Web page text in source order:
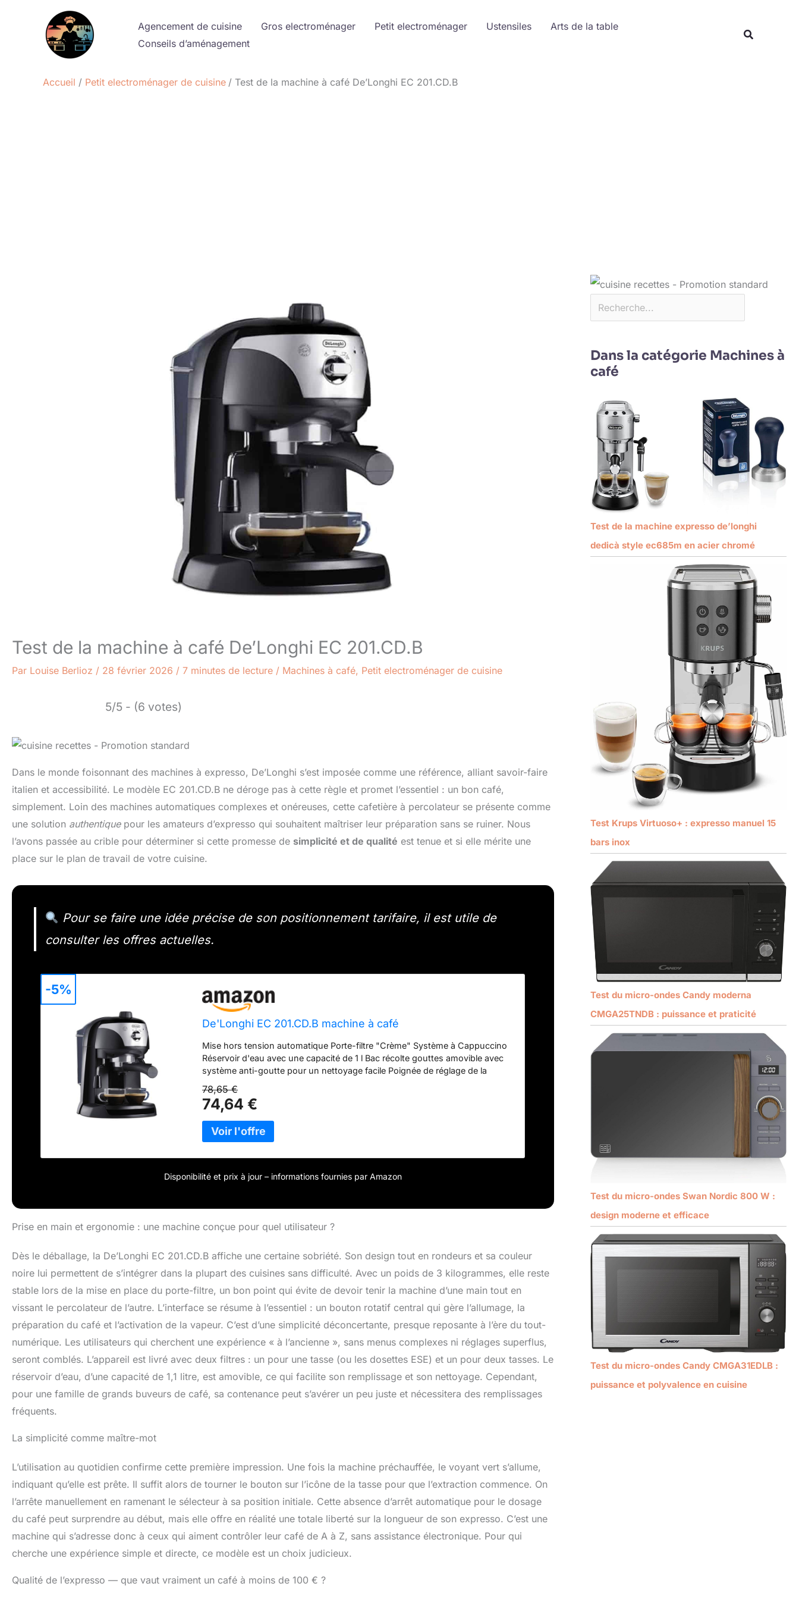
Agencement de cuisine Gros electroménager Petit electroménager Ustensiles
Arts de la table
Conseils d’aménagement
Accueil Petit electroménager de cuisine Test de la machine à café De’Longhi EC 201.CD.B
Test de la machine à café De’Longhi EC 201.CD.B
Par Louise Berlioz / 28 février 2026 / 7 minutes de lecture / Machines à café, Petit electroménager de cuisine
5/5 - (6 votes)
Dans le monde foisonnant des machines à expresso, De’Longhi s’est imposée comme une référence, alliant savoir-faire
italien et accessibilité. Le modèle EC 201.CD.B ne déroge pas à cette règle et promet l’essentiel : un bon café,
simplement. Loin des machines automatiques complexes et onéreuses, cette cafetière à percolateur se présente comme
une solution authentiquepour les amateurs d’expresso qui souhaitent maîtriser leur préparation sans se ruiner. Nous
l’avons passée au crible pour déterminer si cette promesse de simplicité et de qualité est tenue et si elle mérite une
place sur le plan de travail de votre cuisine.
Pour se faire une idée précise de son positionnement tarifaire, il est utile de
consulter les offres actuelles.
De'Longhi EC 201.CD.B machine à café
Mise hors tension automatique Porte-filtre "Crème" Système à Cappuccino
Réservoir d'eau avec une capacité de 1 l Bac récolte gouttes amovible avec
système anti-goutte pour un nettoyage facile Poignée de réglage de la
78,65 €
74,64 €
-5%
Disponibilité et prix à jour – informations fournies par Amazon
Prise en main et ergonomie : une machine conçue pour quel utilisateur ?
Dès le déballage, la De’Longhi EC 201.CD.B affiche une certaine sobriété. Son design tout en rondeurs et sa couleur
noire lui permettent de s’intégrer dans la plupart des cuisines sans difficulté. Avec un poids de 3 kilogrammes, elle reste
stable lors de la mise en place du porte-filtre, un bon point qui évite de devoir tenir la machine d’une main tout en
vissant le percolateur de l’autre. L’interface se résume à l’essentiel : un bouton rotatif central qui gère l’allumage, la
préparation du café et l’activation de la vapeur. C’est d’une simplicité déconcertante, presque reposante à l’ère du tout-
numérique. Les utilisateurs qui cherchent une expérience « à l’ancienne », sans menus complexes ni réglages superflus,
seront comblés. L’appareil est livré avec deux filtres : un pour une tasse (ou les dosettes ESE) et un pour deux tasses. Le
réservoir d’eau, d’une capacité de 1,1 litre, est amovible, ce qui facilite son remplissage et son nettoyage. Cependant,
pour une famille de grands buveurs de café, sa contenance peut s’avérer un peu juste et nécessitera des remplissages
fréquents.
La simplicité comme maître-mot
L’utilisation au quotidien confirme cette première impression. Une fois la machine préchauffée, le voyant vert s’allume,
indiquant qu’elle est prête. Il suffit alors de tourner le bouton sur l’icône de la tasse pour que l’extraction commence. On
l’arrête manuellement en ramenant le sélecteur à sa position initiale. Cette absence d’arrêt automatique pour le dosage
du café peut surprendre au début, mais elle offre en réalité une totale liberté sur la longueur de son expresso. C’est une
machine qui s’adresse donc à ceux qui aiment contrôler leur café de A à Z, sans assistance électronique. Pour qui
cherche une expérience simple et directe, ce modèle est un choix judicieux.
Qualité de l’expresso — que vaut vraiment un café à moins de 100 € ?
Dans la catégorie Machines à
café
Test de la machine expresso de’longhi
dedicà style ec685m en acier chromé
Test Krups Virtuoso+ : expresso manuel 15
bars inox
Test du micro-ondes Candy moderna
CMGA25TNDB : puissance et praticité
Test du micro-ondes Swan Nordic 800 W :
design moderne et efficace
Test du micro-ondes Candy CMGA31EDLB :
puissance et polyvalence en cuisine